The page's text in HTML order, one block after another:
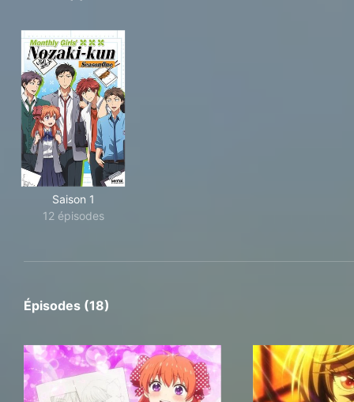
Saison 1
12 épisodes
Épisodes (18)